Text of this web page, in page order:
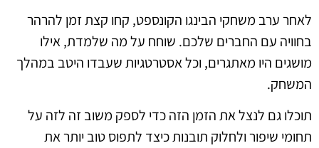
לאחר ערב משחקי הבינגו הקונספט, קחו קצת זמן להרהר
בחוויה עם החברים שלכם. שוחח על מה שלמדת, אילו
מושגים היו מאתגרים, וכל אסטרטגיות שעבדו היטב במהלך
המשחק.
תוכלו גם לנצל את הזמן הזה כדי לספק משוב זה לזה על
תחומי שיפור ולחלוק תובנות כיצד לתפוס טוב יותר את